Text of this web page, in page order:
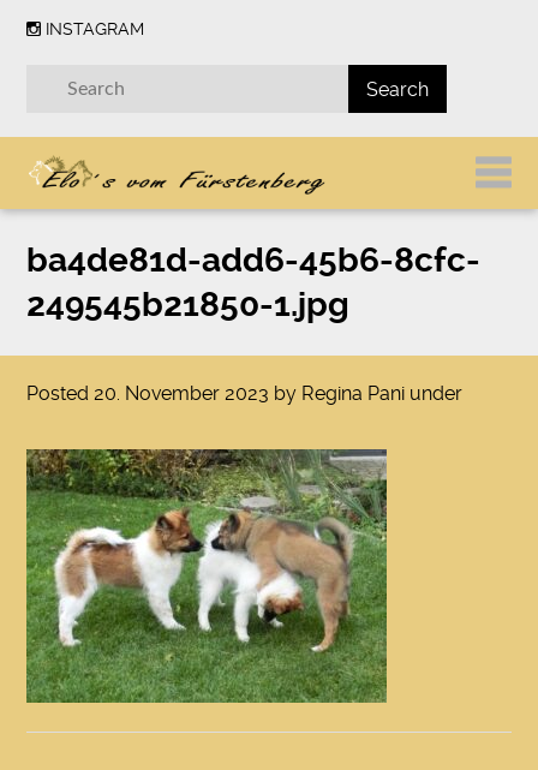
INSTAGRAM
ba4de81d-add6-45b6-8cfc-
249545b21850-1.jpg
Posted 20. November 2023 by Regina Pani under